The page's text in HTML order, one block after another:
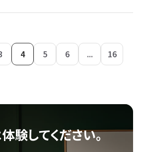
4 5 6 ... 16
験してください。